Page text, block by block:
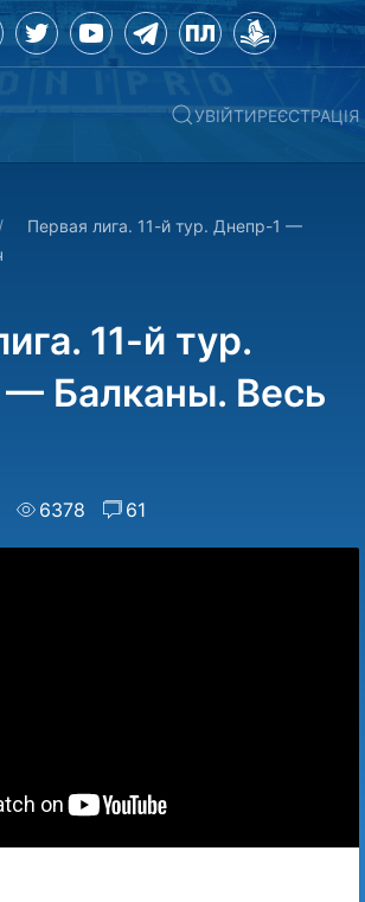
УВІЙТИРЕЄСТРАЦІЯ
Первая лига. 11-й тур. Днепр-1 —
11-й тур.
Балканы. Весь
6378 61